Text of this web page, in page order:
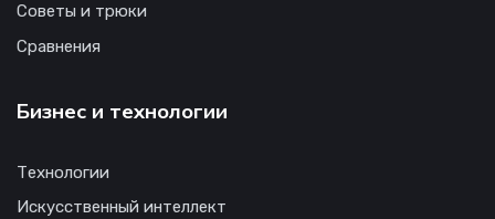
Советы и трюки
Сравнения
Бизнес и технологии
Технологии
Искусственный интеллект